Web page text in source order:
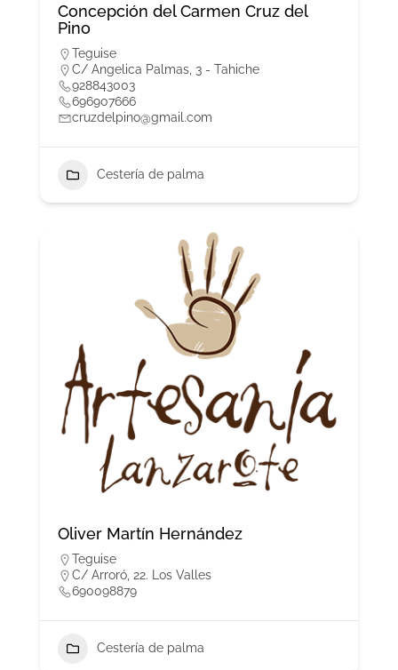
Concepción del Carmen Cruz del
Pino
Teguise
C/ Angelica Palmas, 3 - Tahiche
928843003
696907666
cruzdelpino@gmail.com
Cestería de palma
Oliver Martín Hernández
Teguise
C/ Arroró, 22. Los Valles
690098879
Cestería de palma